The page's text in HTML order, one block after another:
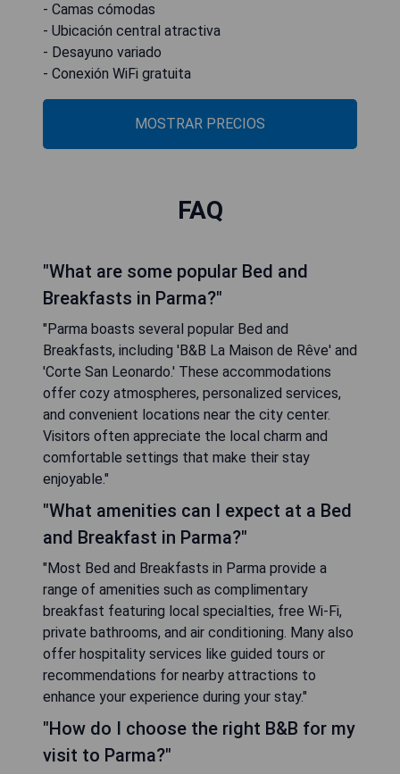
- Camas cómodas
- Ubicación central atractiva
- Desayuno variado
- Conexión WiFi gratuita
MOSTRAR PRECIOS
FAQ
"What are some popular Bed and
Breakfasts in Parma?"
"Parma boasts several popular Bed and
Breakfasts, including 'B&B La Maison de Rêve' and
'Corte San Leonardo.' These accommodations
offer cozy atmospheres, personalized services,
and convenient locations near the city center.
Visitors often appreciate the local charm and
comfortable settings that make their stay
enjoyable."
"What amenities can I expect at a Bed
and Breakfast in Parma?"
"Most Bed and Breakfasts in Parma provide a
range of amenities such as complimentary
breakfast featuring local specialties, free Wi-Fi,
private bathrooms, and air conditioning. Many also
offer hospitality services like guided tours or
recommendations for nearby attractions to
enhance your experience during your stay."
"How do I choose the right B&B for my
visit to Parma?"